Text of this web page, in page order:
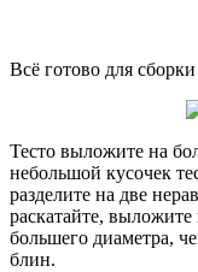
Всё готово для
Тесто выложите на
небольшой кусочек
разделите на две
раскатайте,
большего диаметра,
блин.